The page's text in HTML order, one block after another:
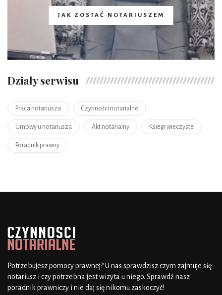
JAK ZOSTAĆ NOTARIUSZEM
Działy serwisu
Praca notariusza Czynności notarialne
Umowy u notariusza Akt notarialny Ksiegi wieczyste
Poradnik prawny
Potrzebujesz pomocy prawnej? U nas sprawdzisz czym zajmuje się
notariusz i czy potrzebna jest wizyta u niego. Sprawdź nasz
poradnik prawniczy i nie daj się nikomu zaskoczyć!